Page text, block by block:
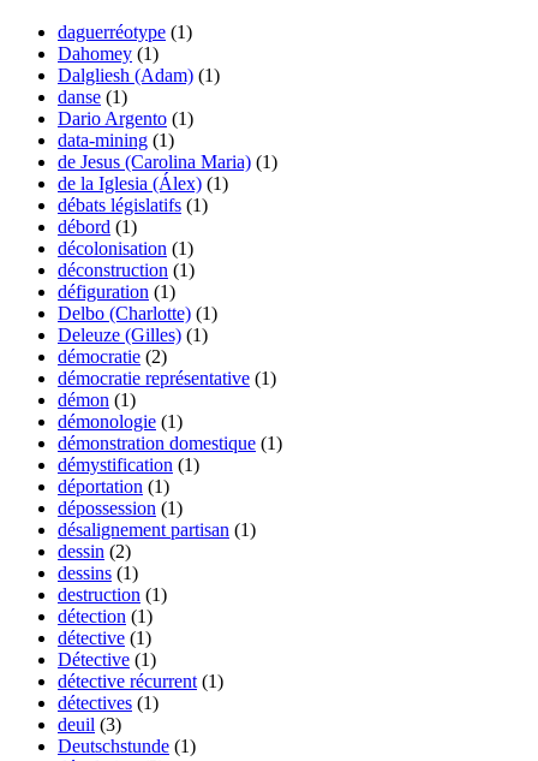
daguerréotype (1)
Dahomey (1)
Dalgliesh (Adam) (1)
danse (1)
Dario Argento (1)
data-mining (1)
de Jesus (Carolina Maria) (1)
de la Iglesia (Álex) (1)
débats législatifs (1)
débord (1)
décolonisation (1)
déconstruction (1)
défiguration (1)
Delbo (Charlotte) (1)
Deleuze (Gilles) (1)
démocratie (2)
démocratie représentative (1)
démon (1)
démonologie (1)
démonstration domestique (1)
démystification (1)
déportation (1)
dépossession (1)
désalignement partisan (1)
dessin (2)
dessins (1)
destruction (1)
détection (1)
détective (1)
Détective (1)
détective récurrent (1)
détectives (1)
deuil (3)
Deutschstunde (1)